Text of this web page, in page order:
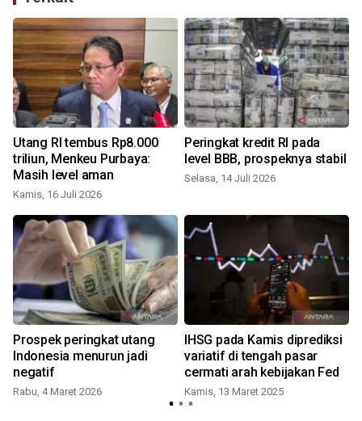
Utang RI tembus Rp8.000
triliun, Menkeu Purbaya:
Masih level aman
Kamis, 16 Juli 2026
Peringkat kredit RI pada
level BBB, prospeknya stabil
Selasa, 14 Juli 2026
Prospek peringkat utang
Indonesia menurun jadi
negatif
Rabu, 4 Maret 2026
IHSG pada Kamis diprediksi
variatif di tengah pasar
cermati arah kebijakan Fed
Kamis, 13 Maret 2025